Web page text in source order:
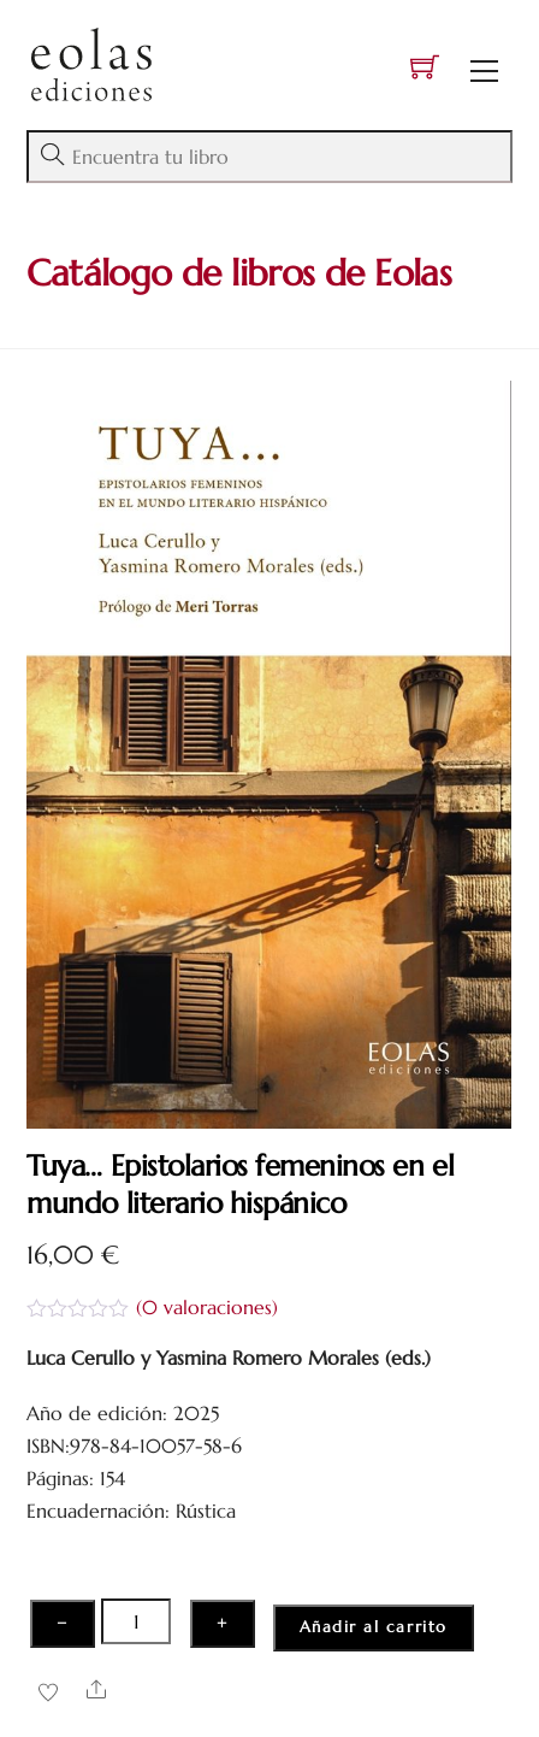
content
Catálogo de libros de Eolas
Tuya… Epistolarios femeninos en el
mundo literario hispánico
16,00€
a
r
d
o
c
o
5
(0valoraciones)
Luca Cerullo y Yasmina Romero Morales (eds.)
Año de edición: 2025
ISBN:978-84-10057-58-6
Páginas: 154
Encuadernación: Rústica
−
Tuya...
Epistolarios
femeninos
+ Añadir al carrito
Share